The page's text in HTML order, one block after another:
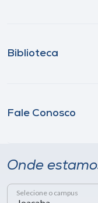
Biblioteca
Fale Conosco
Onde
Selecione o campus